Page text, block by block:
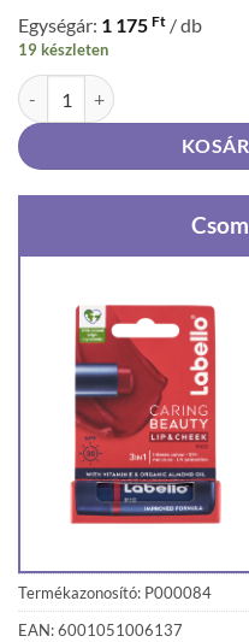
Egységár: 1 175 Ft / db
19 készleten
Labello Caring Beauty Red
Termékazonosító: P000084
EAN: 6001051006137